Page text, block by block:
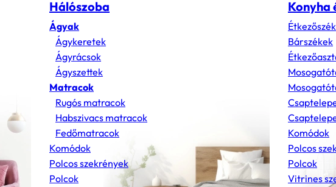
Hálószoba
Ágyak
Ágykeretek
Ágyrácsok
Ágyszettek
Matracok
Rugós matracok
Habszivacs matracok
Fedőmatracok
Komódok
Polcos szekrények
Polcok
Konyha
Bárszékek
Komódok
Polcos
Polcok
Vitrines